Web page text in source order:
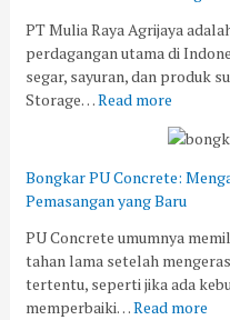
PT Mulia Raya Agrijaya
perdagangan utama di
segar, sayuran, dan produk
Storage…Read more
Bongkar PU Concrete:
Pemasangan yang Baru
PU Concrete umumnya
tahan lama setelah
tertentu, seperti jika ada
memperbaiki…Read more